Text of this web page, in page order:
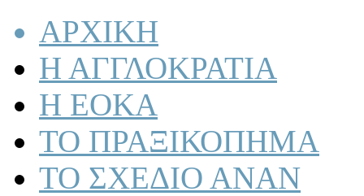
ΑΡΧΙΚΗ
Η ΑΓΓΛΟΚΡΑΤΙΑ
Η ΕΟΚΑ
ΤΟ ΠΡΑΞΙΚΟΠΗΜΑ
ΤΟ ΣΧΕΔΙΟ ΑΝΑΝ